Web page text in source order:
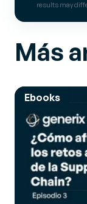
results may
Más
Ebooks